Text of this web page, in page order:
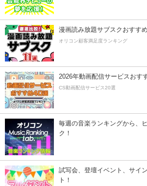
漫画読み放題サブスクおすす
オリコン顧客満足度ランキング
2026年動画配信サービスおす
CS動画配信サービス20選
毎週の音楽ランキングから、
ク！
試写会、登壇イベント、サイ
ト！